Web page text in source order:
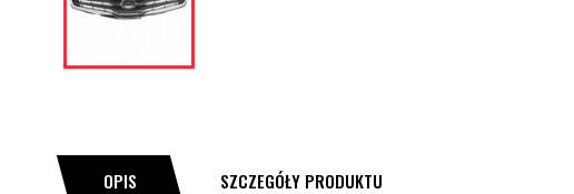
OPIS SZCZEGÓŁY PRODUKTU